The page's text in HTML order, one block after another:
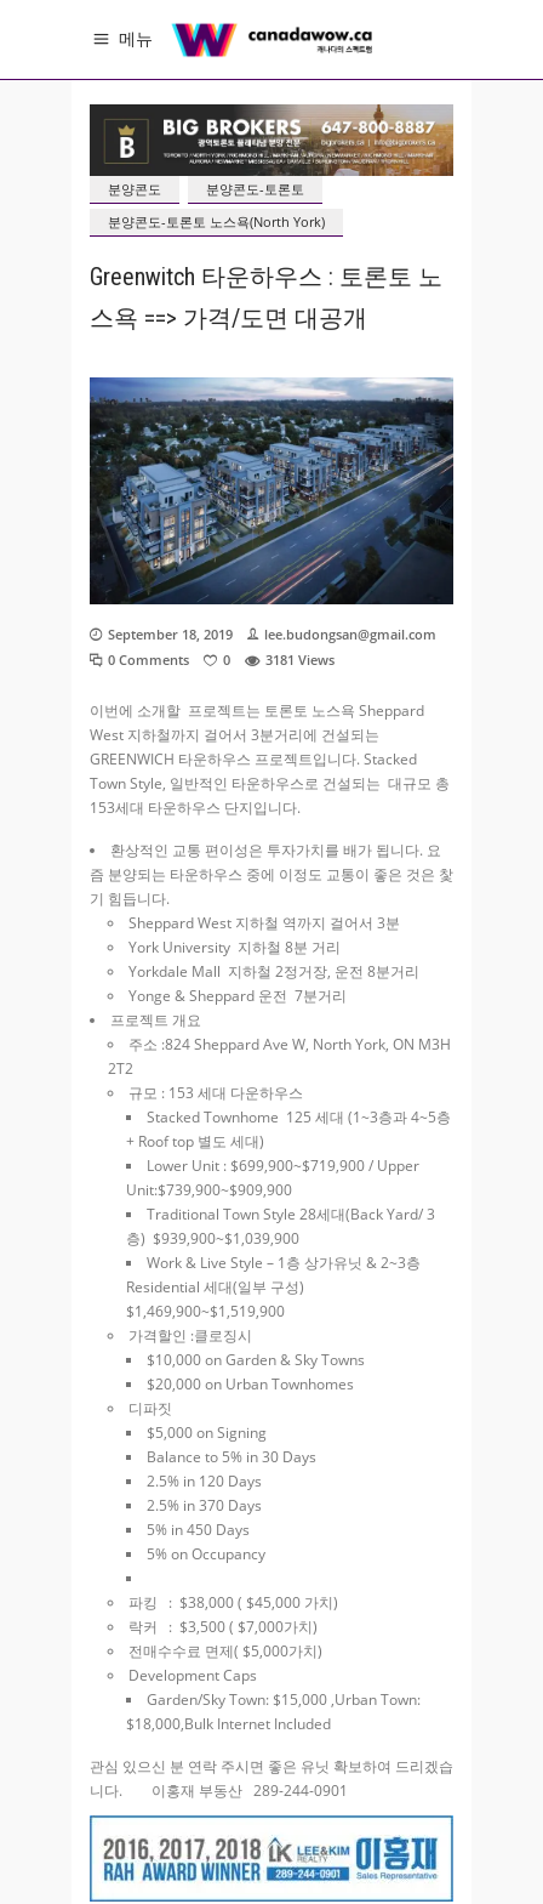
메뉴
분양콘도
분양콘도-토론토
분양콘도-토론토 노스욕(North York)
Greenwitch 타운하우스 : 토론토 노
스욕 ==> 가격/도면 대공개
September 18, 2019
lee.budongsan@gmail.com
0 Comments
0 3181 Views
이번에 소개할 프로젝트는 토론토 노스욕 Sheppard
West 지하철까지 걸어서 3분거리에 건설되는
GREENWICH 타운하우스 프로젝트입니다. Stacked
Town Style, 일반적인 타운하우스로 건설되는 대규모 총
153세대 타운하우스 단지입니다.
환상적인 교통 편이성은 투자가치를 배가 됩니다. 요
즘 분양되는 타운하우스 중에 이정도 교통이 좋은 것은 찿
기 힘듭니다.
Sheppard West 지하철 역까지 걸어서 3분
York University 지하철 8분 거리
Yorkdale Mall 지하철 2정거장, 운전 8분거리
Yonge & Sheppard 운전 7분거리
프로젝트 개요
주소 :824 Sheppard Ave W, North York, ON M3H
2T2
규모 : 153 세대 다운하우스
Stacked Townhome 125 세대 (1~3층과 4~5층
+ Roof top 별도 세대)
Lower Unit : $699,900~$719,900 / Upper
Unit:$739,900~$909,900
Traditional Town Style 28세대(Back Yard/ 3
층) $939,900~$1,039,900
Work & Live Style – 1층 상가유닛 & 2~3층
Residential 세대(일부 구성)
$1,469,900~$1,519,900
가격할인 :클로징시
$10,000 on Garden & Sky Towns
$20,000 on Urban Townhomes
디파짓
$5,000 on Signing
Balance to 5% in 30 Days
2.5% in 120 Days
2.5% in 370 Days
5% in 450 Days
5% on Occupancy
파킹 : $38,000 ( $45,000 가치)
락커 : $3,500 ( $7,000가치)
전매수수료 면제( $5,000가치)
Development Caps
Garden/Sky Town: $15,000 ,Urban Town:
$18,000,Bulk Internet Included
관심 있으신 분 연락 주시면 좋은 유닛 확보하여 드리겠습
니다. 이홍재 부동산 289-244-0901